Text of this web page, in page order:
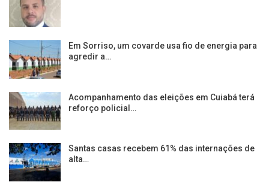
Em Sorriso, um covarde usa fio de energia para
agredir a…
Acompanhamento das eleições em Cuiabá terá
reforço policial…
Santas casas recebem 61% das internações de
alta…